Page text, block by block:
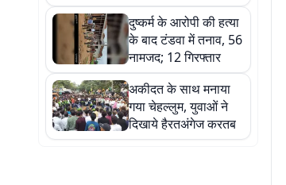
दुष्कर्म के आरोपी की हत्या
के बाद टंडवा में तनाव, 56
नामजद; 12 गिरफ्तार
अकीदत के साथ मनाया
गया चेहल्लुम, युवाओं ने
दिखाये हैरतअंगेज करतब